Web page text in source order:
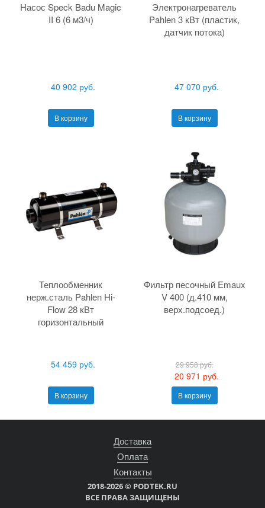
Насос Speck Badu Magic
II 6 (6 м3/ч)
40 902 руб.
В корзину
Электронагреватель
Pahlen 3 кВт (пластик,
датчик потока)
47 070 руб.
В корзину
Теплообменник
нерж.сталь Pahlen Hi-
Flow 28 кВт
горизонтальный
54 459 руб.
В корзину
Фильтр песочный Emaux
V 400 (д.410 мм,
верх.подсоед.)
29 958 руб.
20 971 руб.
В корзину
Доставка
Оплата
Контакты
2018-2026 © PODTEK.RU
ВСЕ ПРАВА ЗАЩИЩЕНЫ